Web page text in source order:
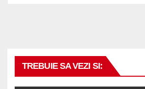
TREBUIE SA VEZI SI: